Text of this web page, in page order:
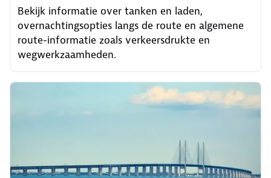
Bekijk informatie over tanken en laden,
overnachtingsopties langs de route en algemene
route-informatie zoals verkeersdrukte en
wegwerkzaamheden.